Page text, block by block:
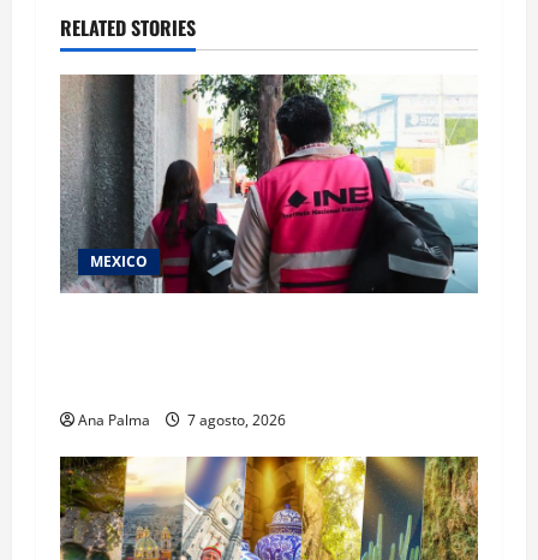
RELATED STORIES
MEXICO
Ana Palma 7 agosto, 2026